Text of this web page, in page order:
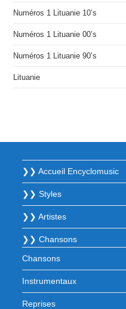
Numéros 1 Lituanie 10’s
Numéros 1 Lituanie 00’s
Numéros 1 Lituanie 90’s
Lituanie
❯❯ Accueil Encyclomusic
❯❯ Styles
❯❯ Artistes
❯❯ Chansons
Chansons
Instrumentaux
Reprises